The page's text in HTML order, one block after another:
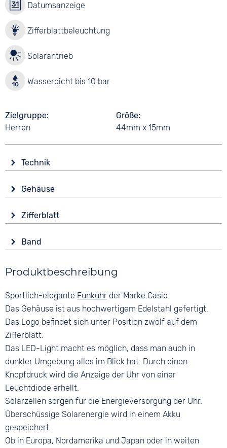
Datumsanzeige
Zifferblattbeleuchtung
Solarantrieb
Wasserdicht bis 10 bar
Zielgruppe
Herren
Größe
44mm x 15mm
Technik
Solar
Funk
Funkgesteuert
Funktionen
Alarm
Stoppuhr
Zifferblattbeleuchtung
Wasserdicht
10 bar
Gehäuse
Mineralglas
Form
Rund
Material
Farbe
Silber
Zifferblatt
Ana-Digital
Blau
Ziffern
Keine
Band
Silber
Material
Edelstahl
Bandschließe
Faltschließe
Produktbeschreibung
Sportlich-elegante Funkuhr der Marke Casio.
Das Gehäuse ist aus hochwertigem Edelstahl gefertigt.
Das Logo befindet sich unter Position zwölf auf dem
Zifferblatt.
Das LED-Light macht es möglich, dass man auch in
dunkler Umgebung alles im Blick hat. Durch einen
Knopfdruck wird die Anzeige der Uhr von einer
Leuchtdiode erhellt.
Solarzellen sorgen für die Energieversorgung der Uhr.
Überschüssige Solarenergie wird in einem Akku
gespeichert.
Ob in Europa, Nordamerika und Japan oder in weiten